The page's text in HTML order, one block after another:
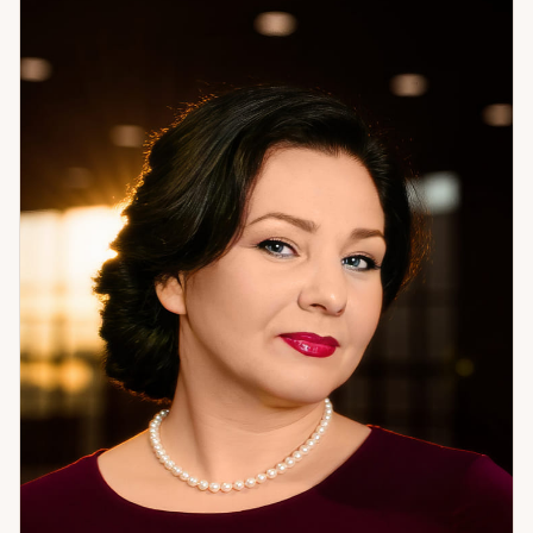
работает именно для вас. Пример из практики: молодая
пара, отношения под постоянным давлением. Числовой
анализ показал: муж находится под сильным внешним
влиянием — со стороны родительской семьи. Решение
было нестандартным — переезд. Они решились. Ситуация
изменилась кардинально. Я помогаю разобраться в том,
что происходит, и найти путь к результату. Не теорию — а
то, что можно применить. Если вам нужна системная
работа с ситуацией — приходите.